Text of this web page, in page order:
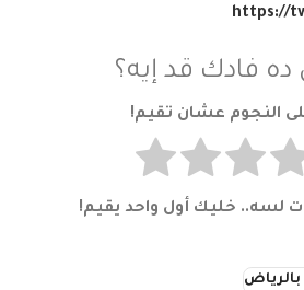
https://
ده فادك قد إيه؟
النجوم عشان تقيم!
لسه.. خليك أول واحد يقيم!